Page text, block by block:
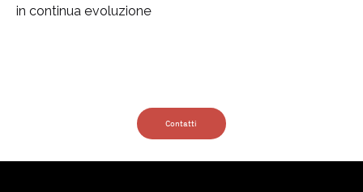
in continua evoluzione
Contatti